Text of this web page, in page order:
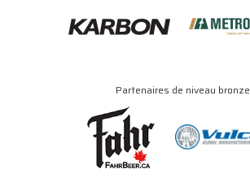
Partenaires de niveau bronze